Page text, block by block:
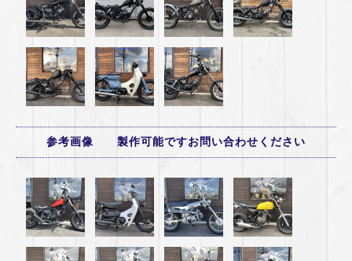
参考画像 製作可能ですお問い合わせください